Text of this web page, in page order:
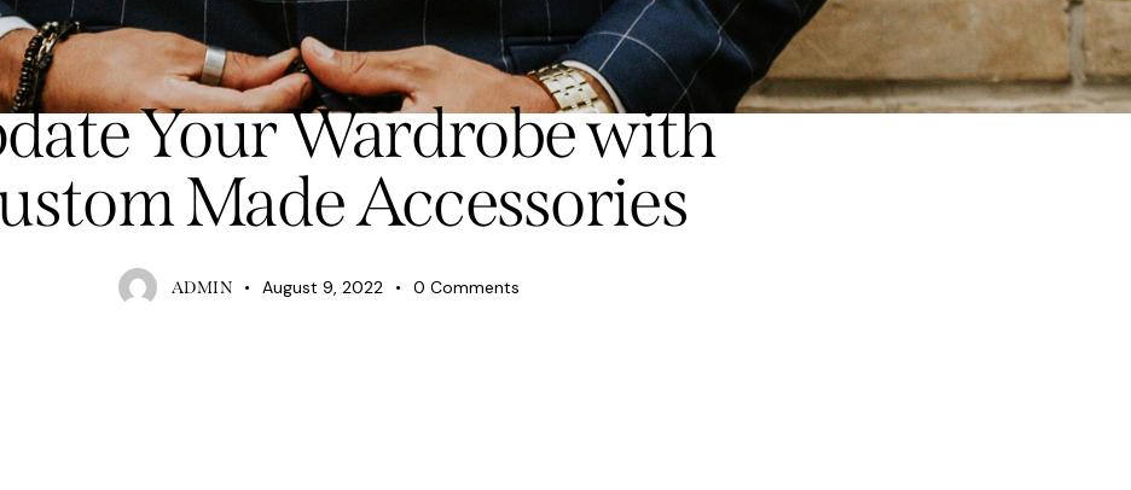
TAILORING
Your Wardrobe with
Made Accessories
ADMIN August 9, 2022 0 Comments